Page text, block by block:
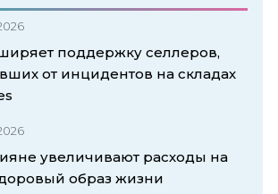
поддержку селлеров,
от инцидентов на складах
увеличивают расходы на
образ жизни